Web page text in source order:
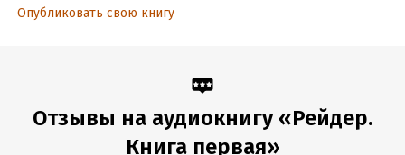
Опубликовать свою книгу
Отзывы на аудиокнигу «Рейдер.
Книга первая»